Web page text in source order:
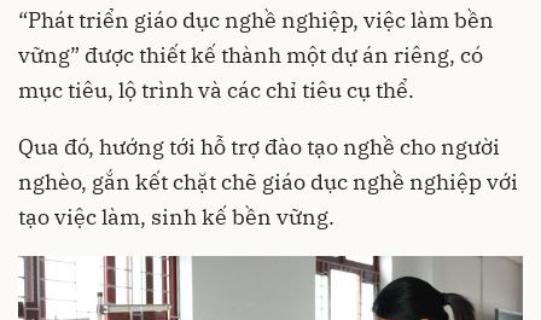
“Phát triển giáo dục nghề nghiệp, việc làm bền
vững” được thiết kế thành một dự án riêng, có
mục tiêu, lộ trình và các chỉ tiêu cụ thể.
Qua đó, hướng tới hỗ trợ đào tạo nghề cho người
nghèo, gắn kết chặt chẽ giáo dục nghề nghiệp với
tạo việc làm, sinh kế bền vững.